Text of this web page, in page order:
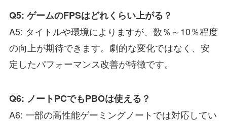
Q5: ゲームのFPSはどれくらい上がる？
A5: タイトルや環境によりますが、数％～10％程度
の向上が期待できます。劇的な変化ではなく、安
定したパフォーマンス改善が特徴です。
Q6: ノートPCでもPBOは使える？
A6: 一部の高性能ゲーミングノートでは対応してい